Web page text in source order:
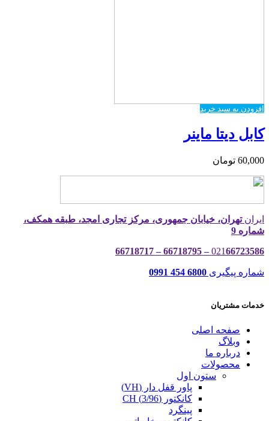
افزودن به سبد خرید
کابل دیتا ماینر
60,000 تومان
ایرانتهران، خیابان جمهوری، مرکز تجاری امجد، طبقه همکف،
شماره 9
02166723586 – 66718795 – 66718717
شماره پیگیری 6800 454 0991
خدمات مشتریان
صفحه اصلی
وبلاگ
درباره ما
محصولات
ستون اول
پاور قفل دار (VH)
کانکتور (3/96) CH
پینگرد